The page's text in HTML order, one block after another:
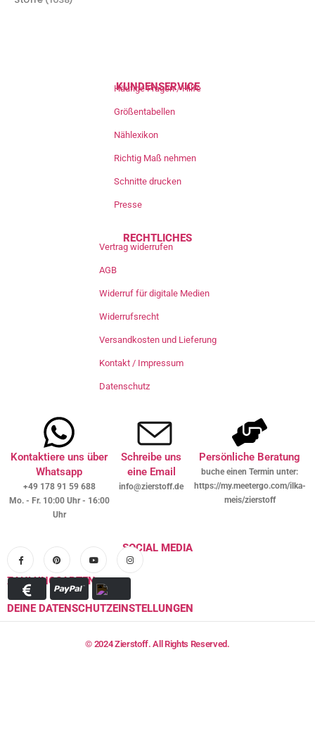
KUNDENSERVICE
Häufige Fragen / Hilfe
Größentabellen
Nählexikon
Richtig Maß nehmen
Schnitte drucken
Presse
RECHTLICHES
Vertrag widerrufen
AGB
Widerruf für digitale Medien
Widerrufsrecht
Versandkosten und Lieferung
Kontakt / Impressum
Datenschutz
Kontaktiere uns über
Whatsapp
+49 178 91 59 688
Mo. - Fr. 10:00 Uhr - 16:00
Uhr
Schreibe uns
eine Email
info@zierstoff.de
Persönliche Beratung
buche einen Termin unter:
https://my.meetergo.com/ilka-
meis/zierstoff
SOCIAL MEDIA
ZAHLUNGSARTEN
DEINE DATENSCHUTZEINSTELLUNGEN
© 2024 Zierstoff. All Rights Reserved.